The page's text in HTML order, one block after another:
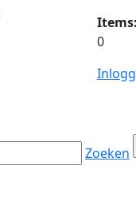
0
Zoeken